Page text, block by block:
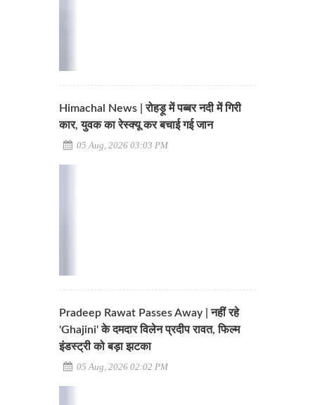
Himachal News | रोहड़ू में पब्बर नदी में गिरी
कार, युवक का रेस्क्यू कर बचाई गई जान
05 Aug, 2026 03:03 PM
Pradeep Rawat Passes Away | नहीं रहे
'Ghajini' के दमदार विलेन प्रदीप रावत, फिल्म
इंडस्ट्री को बड़ा झटका
05 Aug, 2026 02:02 PM